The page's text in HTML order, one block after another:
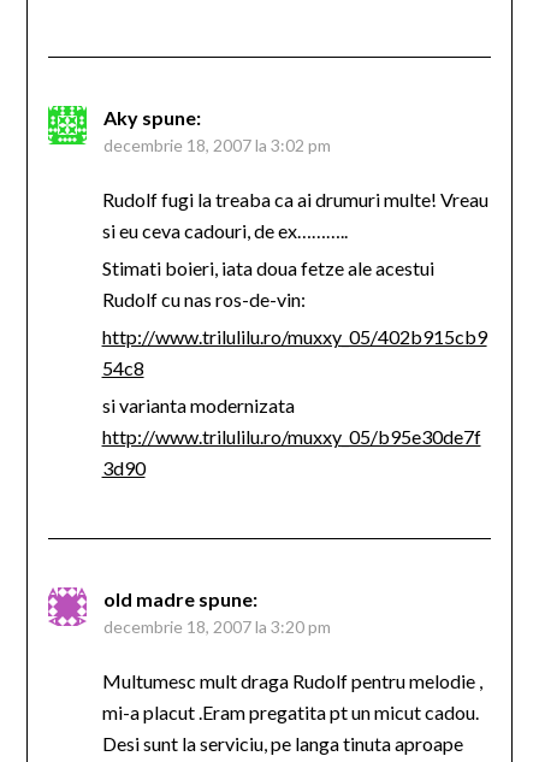
Aky spune:
decembrie 18, 2007 la 3:02 pm
Rudolf fugi la treaba ca ai drumuri multe! Vreau
si eu ceva cadouri, de ex………..
Stimati boieri, iata doua fetze ale acestui
Rudolf cu nas ros-de-vin:
http://www.trilulilu.ro/muxxy_05/402b915cb9
54c8
si varianta modernizata
http://www.trilulilu.ro/muxxy_05/b95e30de7f
3d90
old madre spune:
decembrie 18, 2007 la 3:20 pm
Multumesc mult draga Rudolf pentru melodie ,
mi-a placut .Eram pregatita pt un micut cadou.
Desi sunt la serviciu, pe langa tinuta aproape